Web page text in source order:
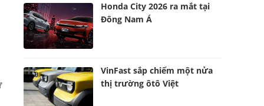
Honda City 2026 ra mắt tại
Đông Nam Á
VinFast sắp chiếm một nửa
thị trường ôtô Việt